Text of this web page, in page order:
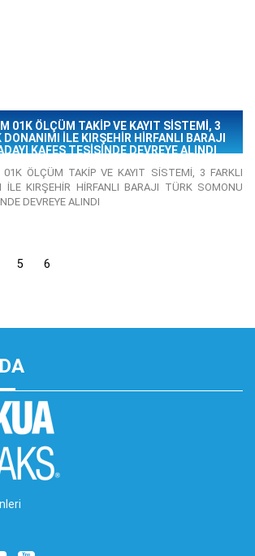
01K ÖLÇÜM TAKİP VE KAYIT SİSTEMİ, 3
İLE KIRŞEHİR HİRFANLI BARAJI
KAFES TESİSİNDE DEVREYE ALINDI
ÖLÇÜM TAKİP VE KAYIT SİSTEMİ, 3 FARKLI
İLE KIRŞEHİR HİRFANLI BARAJI TÜRK SOMONU
DEVREYE ALINDI
5 6